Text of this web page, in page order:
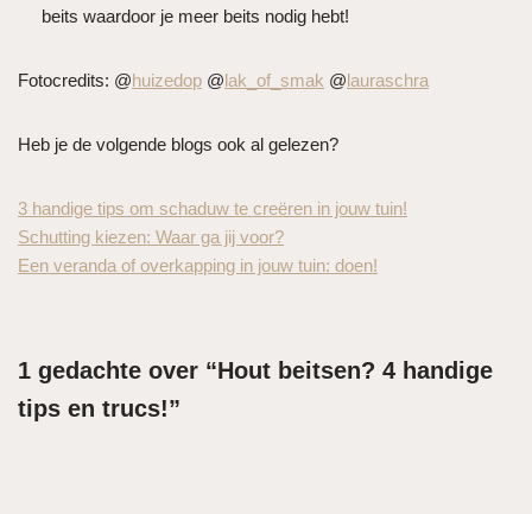
beits waardoor je meer beits nodig hebt!
Fotocredits: @huizedop @lak_of_smak @lauraschra
Heb je de volgende blogs ook al gelezen?
3 handige tips om schaduw te creëren in jouw tuin!
Schutting kiezen: Waar ga jij voor?
Een veranda of overkapping in jouw tuin: doen!
1 gedachte over “Hout beitsen? 4 handige
tips en trucs!”